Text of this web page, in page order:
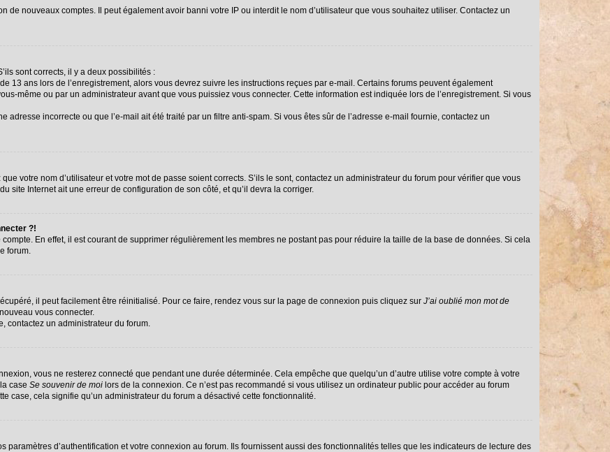
de nouveaux comptes. Il peut également avoir banni votre IP ou interdit le nom d’utilisateur que vous souhaitez utiliser. Contactez un
sont corrects, il y a deux possibilités :
13 ans lors de l’enregistrement, alors vous devrez suivre les instructions reçues par e-mail. Certains forums peuvent également
même ou par un administrateur avant que vous puissiez vous connecter. Cette information est indiquée lors de l’enregistrement. Si vous
adresse incorrecte ou que l’e-mail ait été traité par un filtre anti-spam. Si vous êtes sûr de l’adresse e-mail fournie, contactez un
votre nom d’utilisateur et votre mot de passe soient corrects. S’ils le sont, contactez un administrateur du forum pour vérifier que vous
site Internet ait une erreur de configuration de son côté, et qu’il devra la corriger.
?!
compte. En effet, il est courant de supprimer régulièrement les membres ne postant pas pour réduire la taille de la base de données. Si cela
forum.
il peut facilement être réinitialisé. Pour ce faire, rendez vous sur la page de connexion puis cliquez sur J’ai oublié mon mot de
vous connecter.
contactez un administrateur du forum.
vous ne resterez connecté que pendant une durée déterminée. Cela empêche que quelqu’un d’autre utilise votre compte à votre
case Se souvenir de moilors de la connexion. Ce n’est pas recommandé si vous utilisez un ordinateur public pour accéder au forum
case, cela signifie qu’un administrateur du forum a désactivé cette fonctionnalité.
d’authentification et votre connexion au forum. Ils fournissent aussi des fonctionnalités telles que les indicateurs de lecture des